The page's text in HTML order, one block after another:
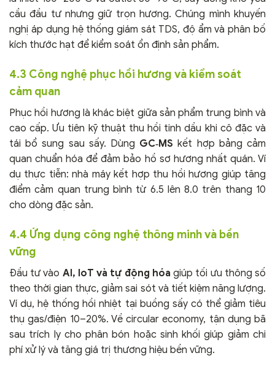
cầu đầu tư nhưng giữ trọn hương. Chúng mình khuyến
nghị áp dụng hệ thống giám sát TDS, độ ẩm và phân bố
kích thước hạt để kiểm soát ổn định sản phẩm.
4.3 Công nghệ phục hồi hương và kiểm soát
cảm quan
Phục hồi hương là khác biệt giữa sản phẩm trung bình và
cao cấp. Ưu tiên kỹ thuật thu hồi tinh dầu khi cô đặc và
tái bổ sung sau sấy. Dùng GC‑MS kết hợp bảng cảm
quan chuẩn hóa để đảm bảo hồ sơ hương nhất quán. Ví
dụ thực tiễn: nhà máy kết hợp thu hồi hương giúp tăng
điểm cảm quan trung bình từ 6.5 lên 8.0 trên thang 10
cho dòng đặc sản.
4.4 Ứng dụng công nghệ thông minh và bền
vững
Đầu tư vào AI, IoT và tự động hóa giúp tối ưu thông số
theo thời gian thực, giảm sai sót và tiết kiệm năng lượng.
Ví dụ, hệ thống hồi nhiệt tại buồng sấy có thể giảm tiêu
thụ gas/điện 10–20%. Về circular economy, tận dụng bã
sau trích ly cho phân bón hoặc sinh khối giúp giảm chi
phí xử lý và tăng giá trị thương hiệu bền vững.